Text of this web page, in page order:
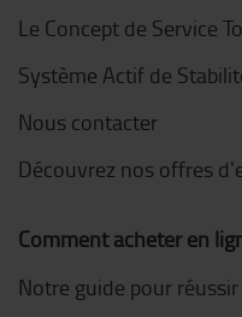
Le Concept de Service
Système Actif de
Nous contacter
Découvrez nos offres
Comment acheter en
Notre guide pour